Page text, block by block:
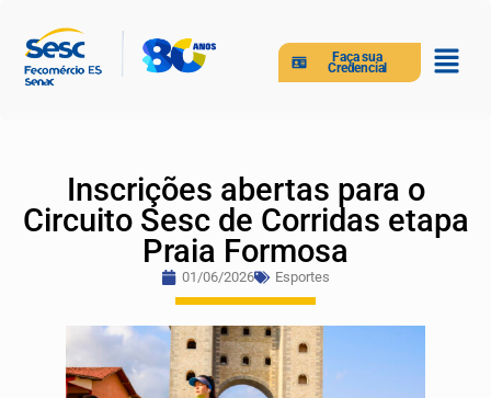
Faça sua
Credencial
Inscrições abertas para o
Circuito Sesc de Corridas etapa
Praia Formosa
01/06/2026 Esportes